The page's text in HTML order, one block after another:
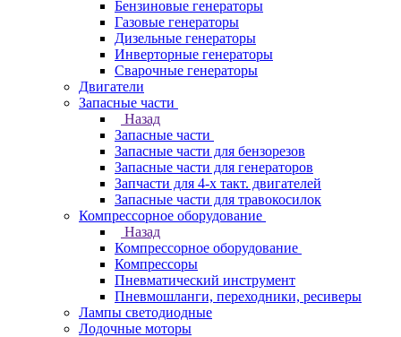
Бензиновые генераторы
Газовые генераторы
Дизельные генераторы
Инверторные генераторы
Сварочные генераторы
Двигатели
Запасные части
Назад
Запасные части
Запасные части для бензорезов
Запасные части для генераторов
Запчасти для 4-х такт. двигателей
Запасные части для травокосилок
Компрессорное оборудование
Назад
Компрессорное оборудование
Компрессоры
Пневматический инструмент
Пневмошланги, переходники, ресиверы
Лампы светодиодные
Лодочные моторы